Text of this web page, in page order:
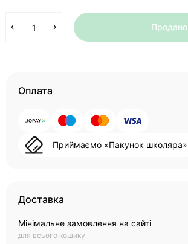
Продано
Оплата
Приймаємо «Пакунок школяра»
Доставка
Мінімальне замовлення на сайті
для всього кошику